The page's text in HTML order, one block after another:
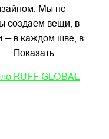
Мы не
создаем вещи, в
— в каждом шве, в
... Показать
RUFF GLOBAL